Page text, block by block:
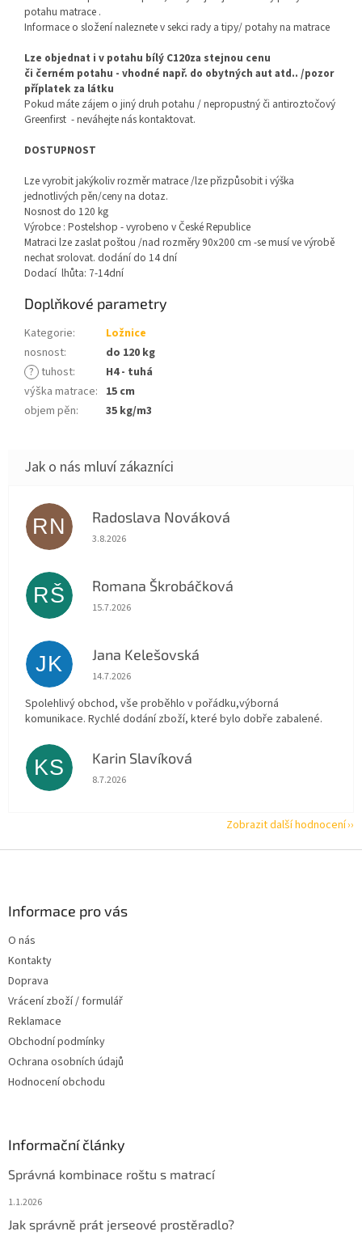
potahu matrace .
Informace o složení naleznete v sekci rady a tipy/ potahy na matrace
Lze objednat i v potahu bílý C120za stejnou cenu
či černém potahu - vhodné např. do obytných aut atd.. /pozor
příplatek za látku
Pokud máte zájem o jiný druh potahu / nepropustný či antiroztočový
Greenfirst - neváhejte nás kontaktovat.
DOSTUPNOST
Lze vyrobit jakýkoliv rozměr matrace /lze přizpůsobit i výška
jednotlivých pěn/ceny na dotaz.
Nosnost do 120 kg
Výrobce : Postelshop - vyrobeno v České Republice
Matraci lze zaslat poštou /nad rozměry 90x200 cm -se musí ve výrobě
nechat srolovat. dodání do 14 dní
Dodací lhůta: 7-14dní
Doplňkové parametry
Kategorie:
Ložnice
nosnost:
do 120 kg
? tuhost:
H4 - tuhá
výška matrace: 15 cm
objem pěn: 35 kg/m3
RN Radoslava Nováková
Hodnocení obchodu je 5 z 5 hvězdiček.
3.8.2026
RŠ Romana Škrobáčková
Hodnocení obchodu je 5 z 5 hvězdiček.
15.7.2026
JK Jana Kelešovská
Hodnocení obchodu je 5 z 5 hvězdiček.
14.7.2026
Spolehlivý obchod, vše proběhlo v pořádku,výborná
komunikace. Rychlé dodání zboží, které bylo dobře zabalené.
KS Karin Slavíková
Hodnocení obchodu je 5 z 5 hvězdiček.
8.7.2026
Zobrazit další hodnocení
Informace pro vás
O nás
Kontakty
Doprava
Vrácení zboží / formulář
Reklamace
Obchodní podmínky
Ochrana osobních údajů
Hodnocení obchodu
Informační články
Správná kombinace roštu s matrací
1.1.2026
Jak správně prát jerseové prostěradlo?